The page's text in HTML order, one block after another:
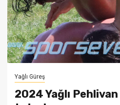
Yağlı Güreş
2024 Yağlı